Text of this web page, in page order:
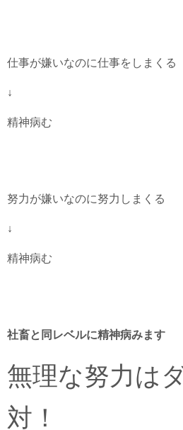
仕事が嫌いなのに仕事をしまくる
↓
精神病む
努力が嫌いなのに努力しまくる
↓
精神病む
社畜と同レベルに精神病みます
無理な努力は
対！